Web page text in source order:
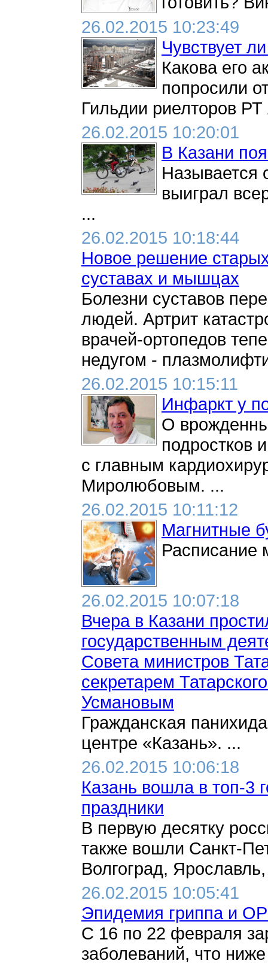
26.02.2015 10:23:49
Чувствует
Какова его
попросили
Гильдии риелторов
26.02.2015 10:20:01
В Казани
Называется
выиграл
...
26.02.2015 10:18:44
Новое решение
суставах и мышцах
Болезни суставов
людей. Артрит
врачей-ортопедов
недугом -
26.02.2015 10:15:11
Инфаркт у
О
подростков
с главным
Миролюбовым. ...
26.02.2015 10:11:12
Магнитные
Расписание
26.02.2015 10:07:18
Вчера в Казани
государственным
Совета министров
секретарем
Усмановым
Гражданская
центре «Казань». ...
26.02.2015 10:06:18
Казань вошла в топ-3
праздники
В первую десятку
также вошли Санкт-
Волгоград,
26.02.2015 10:05:41
Эпидемия гриппа и
С 16 по 22 февраля
заболеваний, что